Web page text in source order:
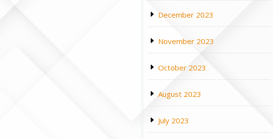
December 2023
November 2023
October 2023
August 2023
July 2023